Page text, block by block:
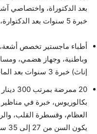
بعد الدكتوراة، واختصاصي
خبرة 5 سنوات بعد الدكتوارة، والسن أقل من 55 سنة.
أطباء ماجستير تخصص
إناث) خبرة 3 سنوات بعد الماجستير، والسن أقل من 45 سنة .
20
بكالوريوس، خبرة في مناظير
العظام، وقسطرة القلب،
يكون السن من 27 إلى 35 سنة.